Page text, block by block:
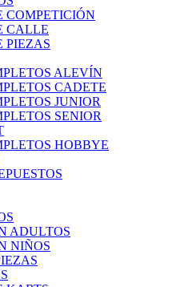
COMPETICIÓN
CALLE
PIEZAS
ALEVÍN
CADETE
JUNIOR
SENIOR
HOBBYE
ADULTOS
NIÑOS